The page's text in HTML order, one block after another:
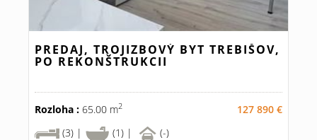
PREDAJ, TROJIZBOVÝ BYT TREBIŠOV,
PO REKONŠTRUKCII
Rozloha : 65.00 m2
127 890 €
(3) |
(1) | (-)